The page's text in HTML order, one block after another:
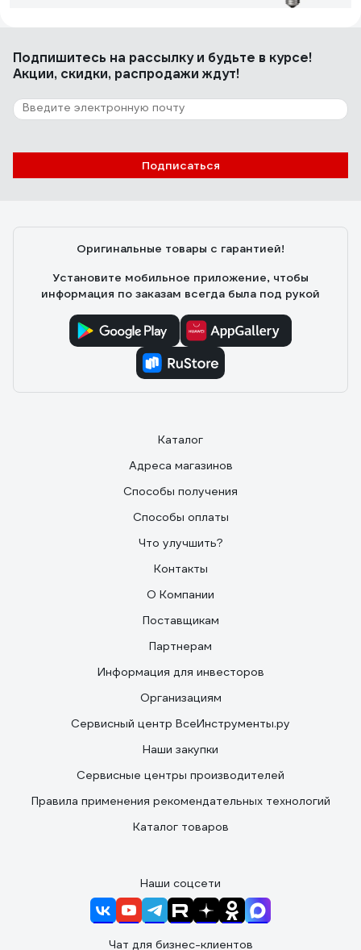
Свет теплый, при низком напряжении не отключаются
полностью, как это делают светодиоды, а чуть-чуть
снижается световой поток, нет стробоскопического
эффекта (для меня этот фактор ключевой, поскольку
мерцание лампы /если это светодиод/ и глаза устают.
Отзыв о криптоновой лампе Focusray
KRP10 2,2V 0,47A 621107
Михаил Сергеевич У. 04.01.2023
Отличное качество, долгий срок службы, приемлемая
ответственный производитель, т.к. брака совсем нет.
Приятный, тёплый, очень мягкий свет. Эти лампы не
боятся низких температур.
Подпишитесь на рассылкуи будьте в курсе!
Акции, скидки, распродажи ждут!
Подписаться
Оригинальные товары с гарантией!
Установите мобильное приложение, чтобы
информация по заказам всегда была под рукой
Каталог
Адреса магазинов
Способы получения
Способы оплаты
Что улучшить?
Контакты
О Компании
Поставщикам
Партнерам
Информация для инвесторов
Организациям
Сервисный центр ВсеИнструменты.ру
Наши закупки
Сервисные центры производителей
Правила применения рекомендательных технологий
Каталог товаров
Наши соцсети
Чат для бизнес-клиентов